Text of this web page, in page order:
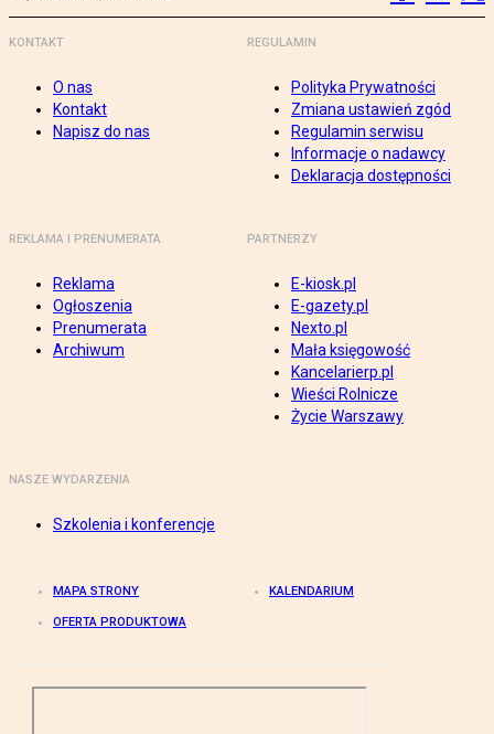
KONTAKT
O nas
Kontakt
Napisz do nas
REGULAMIN
Polityka Prywatności
Zmiana ustawień zgód
Regulamin serwisu
Informacje o nadawcy
Deklaracja dostępności
REKLAMA I PRENUMERATA
Reklama
Ogłoszenia
Prenumerata
Archiwum
PARTNERZY
E-kiosk.pl
E-gazety.pl
Nexto.pl
Mała księgowość
Kancelarierp.pl
Wieści Rolnicze
Życie Warszawy
NASZE WYDARZENIA
Szkolenia i konferencje
MAPA STRONY KALENDARIUM
OFERTA PRODUKTOWA